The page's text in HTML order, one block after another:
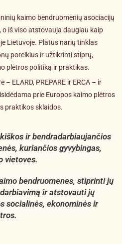
kaimo bendruomenių asociacijų
o iš viso atstovauja daugiau kaip
Lietuvoje. Platus narių tinklas
poreikius ir užtikrinti stiprų,
plėtros politiką ir praktikas.
– ELARD, PREPARE ir ERCA – ir
prie Europos kaimo plėtros
praktikos sklaidos.
ir bendradarbiaujančios
kuriančios gyvybingas,
vietoves.
bendruomenes, stiprinti jų
ir atstovauti jų
socialinės, ekonominės ir